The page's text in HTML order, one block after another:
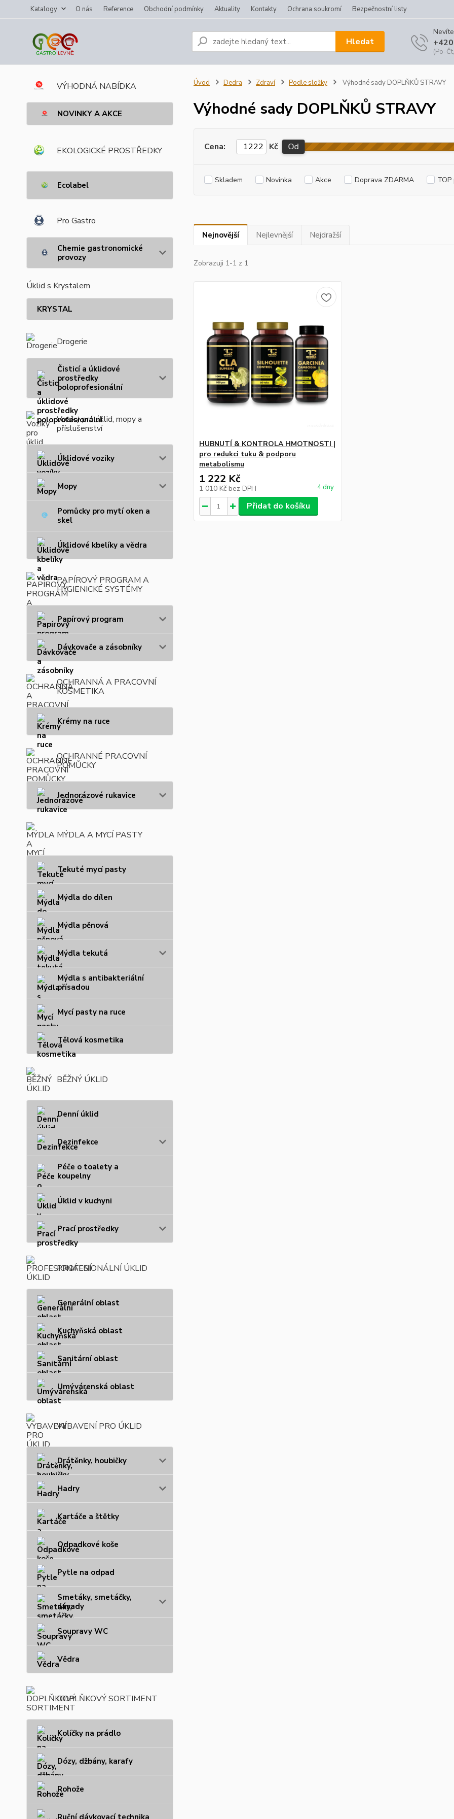
Katalogy O nás Reference Obchodní podmínky Aktuality Kontakty Ochrana soukromí Bezpečnostní listy
Hledat
(Po-
VÝHODNÁ NABÍDKA
NOVINKY A AKCE
EKOLOGICKÉ PROSTŘEDKY
Ecolabel
Pro Gastro
Chemie gastronomické
provozy
Úklid s Krystalem
KRYSTAL
Drogerie
Čisticí a úklidové
prostředky
poloprofesionální
Vozíky pro úklid, mopy a
příslušenství
Úklidové vozíky
Mopy
Pomůcky pro mytí oken a
skel
Úklidové kbelíky a vědra
PAPÍROVÝ PROGRAM A
HYGIENICKÉ SYSTÉMY
Papírový program
Dávkovače a zásobníky
OCHRANNÁ A PRACOVNÍ
KOSMETIKA
Krémy na ruce
OCHRANNÉ PRACOVNÍ
POMŮCKY
Jednorázové rukavice
MÝDLA A MYCÍ PASTY
Tekuté mycí pasty
Mýdla do dílen
Mýdla pěnová
Mýdla tekutá
Mýdla s antibakteriální
přísadou
Mycí pasty na ruce
Tělová kosmetika
BĚŽNÝ ÚKLID
Denní úklid
Dezinfekce
Péče o toalety a
koupelny
Úklid v kuchyni
Prací prostředky
PROFESIONÁLNÍ ÚKLID
Generální oblast
Kuchyňská oblast
Sanitární oblast
Umývárenská oblast
VYBAVENÍ PRO ÚKLID
Drátěnky, houbičky
Hadry
Kartáče a štětky
Odpadkové koše
Pytle na odpad
Smetáky, smetáčky,
násady
Soupravy WC
Vědra
DOPLŇKOVÝ SORTIMENT
Kolíčky na prádlo
Dózy, džbány, karafy
Rohože
Ruční dávkovací technika
Úvod Dedra Zdraví Podle složky Výhodné sady DOPLŇKŮ STRAVY
Výhodné sady DOPLŇKŮ STRAVY
Cena: Kč Od
Skladem Novinka Akce Doprava ZDARMA
Nejnovější Nejlevnější Nejdražší
Zobrazuji 1-1 z 1
HUBNUTÍ & KONTROLA HMOTNOSTI |
pro redukci tuku & podporu
metabolismu
1 222 Kč
1 010 Kč bez DPH 4 dny
Přidat do košíku